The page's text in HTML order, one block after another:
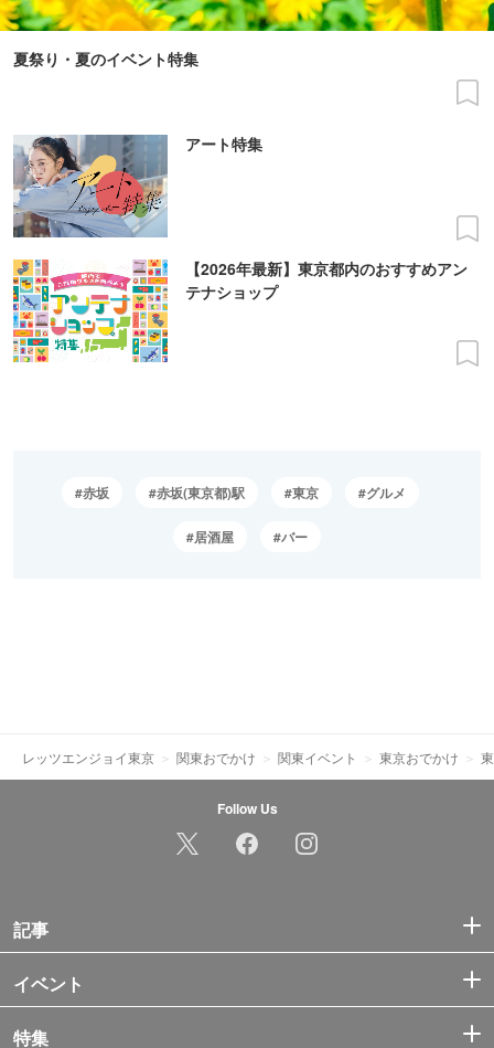
夏祭り・夏のイベント特集
アート特集
【2026年最新】東京都内のおすすめアン
テナショップ
赤坂 赤坂(東京都)駅 東京 グルメ
居酒屋 バー
レッツエンジョイ東京 関東おでかけ 関東イベント 東京おでかけ
Follow Us
記事
イベント
特集